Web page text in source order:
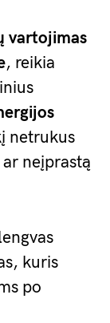
vartojimas
, reikia
netrukus
neįprastą
kuris
po